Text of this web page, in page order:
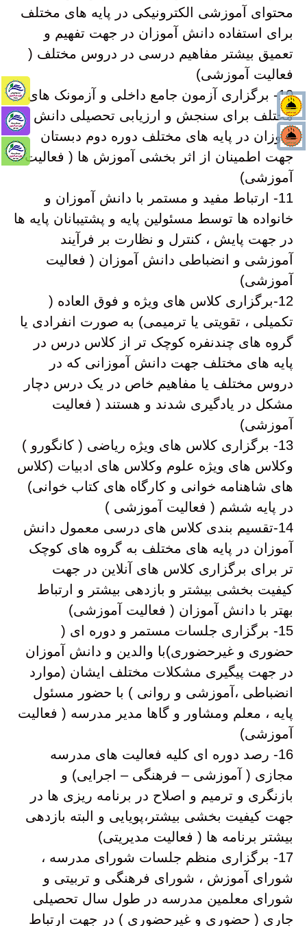
محتوای آموزشی الکترونیکی در پایه های مختلف
برای استفاده دانش آموزان در جهت تفهیم و
تعمیق بیشتر مفاهیم درسی در دروس مختلف (
فعالیت آموزشی)
10- برگزاری آزمون جامع داخلی و آزمونک های
مختلف برای سنجش و ارزیابی تحصیلی دانش
آموزان در پایه های مختلف دوره دوم دبستان
جهت اطمینان از اثر بخشی آموزش ها ( فعالیت
آموزشی)
11- ارتباط مفید و مستمر با دانش آموزان و
خانواده ها توسط مسئولین پایه و پشتیبانان پایه ها
در جهت پایش ، کنترل و نظارت بر فرآیند
آموزشی و انضباطی دانش آموزان ( فعالیت
آموزشی)
12-برگزاری کلاس های ویژه و فوق العاده (
تکمیلی ، تقویتی یا ترمیمی) به صورت انفرادی یا
گروه های چندنفره کوچک تر از کلاس درس در
پایه های مختلف جهت دانش آموزانی که در
دروس مختلف یا مفاهیم خاص در یک درس دچار
مشکل در یادگیری شدند و هستند ( فعالیت
آموزشی)
13- برگزاری کلاس های ویژه ریاضی ( کانگورو )
وکلاس های ویژه علوم وکلاس های ادبیات (کلاس
های شاهنامه خوانی و کارگاه های کتاب خوانی)
در پایه ششم ( فعالیت آموزشی )
14-تقسیم بندی کلاس های درسی معمول دانش
آموزان در پایه های مختلف به گروه های کوچک
تر برای برگزاری کلاس های آنلاین در جهت
کیفیت بخشی بیشتر و بازدهی بیشتر و ارتباط
بهتر با دانش آموزان ( فعالیت آموزشی)
15- برگزاری جلسات مستمر و دوره ای (
حضوری و غیرحضوری)با والدین و دانش آموزان
در جهت پیگیری مشکلات مختلف ایشان (موارد
انضباطی ،آموزشی و روانی ) با حضور مسئول
پایه ، معلم ومشاور و گاها مدیر مدرسه ( فعالیت
آموزشی)
16- رصد دوره ای کلیه فعالیت های مدرسه
مجازی ( آموزشی – فرهنگی – اجرایی) و
بازنگری و ترمیم و اصلاح در برنامه ریزی ها در
جهت کیفیت بخشی بیشتر،پویایی و البته بازدهی
بیشتر برنامه ها ( فعالیت مدیریتی)
17- برگزاری منظم جلسات شورای مدرسه ،
شورای آموزش ، شورای فرهنگی و تربیتی و
شورای معلمین مدرسه در طول سال تحصیلی
جاری ( حضوری و غیرحضوری ) در جهت ارتباط